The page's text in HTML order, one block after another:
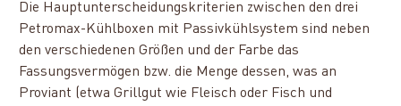
Die Hauptunterscheidungskriterien zwischen den drei
Petromax-Kühlboxen mit Passivkühlsystem sind neben
den verschiedenen Größen und der Farbe das
Fassungsvermögen bzw. die Menge dessen, was an
Proviant (etwa Grillgut wie Fleisch oder Fisch und